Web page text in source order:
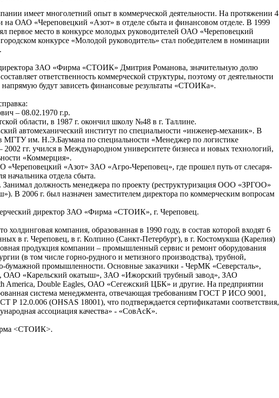
имеет многолетний опыт в коммерческой деятельности. На протяжении 4
на ОАО «Череповецкий «Азот» в отделе сбыта и финансовом отделе. В 1999
первое место в конкурсе молодых руководителей ОАО «Череповецкий
конкурсе «Молодой руководитель» стал победителем в номинации
ЗАО «Фирма «СТОИК» Дмитрия Романова, значительную долю
ответственность коммерческой структуры, поэтому от деятельности
напрямую будут зависеть финансовые результаты «СТОИКа».
– 08.02.1970 г.р.
области, в 1987 г. окончил школу №48 в г. Таллине.
автомеханический институт по специальности «инженер-механик». В
МГТУ им. Н.Э.Баумана по специальности «Менеджер по логистике
2002 гг. учился в Международном университете бизнеса и новых технологий,
«Коммерция».
«Череповецкий «Азот» ЗАО «Агро-Череповец», где прошел путь от слесаря-
начальника отдела сбыта.
должность менеджера по проекту (реструктуризация ООО «ЗРГОО»
В 2006 г. был назначен заместителем директора по коммерческим вопросам
директор ЗАО «Фирма «СТОИК», г. Череповец.
компания, образованная в 1990 году, в состав которой входят 6
в г. Череповец, в г. Колпино (Санкт-Петербург), в г. Костомукша (Карелия)
продукция компании – промышленный сервис и ремонт оборудования
(в том числе горно-рудного и метизного производства), трубной,
бумажной промышленности. Основные заказчики - ЧерМК «Северсталь»,
ОАО «Карельский окатыш», ЗАО «Ижорский трубный завод», ЗАО
America, Double Eagles, ОАО «Сегежский ЦБК» и другие. На предприятии
система менеджмента, отвечающая требованиям ГОСТ Р ИСО 9001,
12.0.006 (OHSAS 18001), что подтверждается сертификатами соответствия,
ассоциация качества» - «СовАсК».
<СТОИК>.